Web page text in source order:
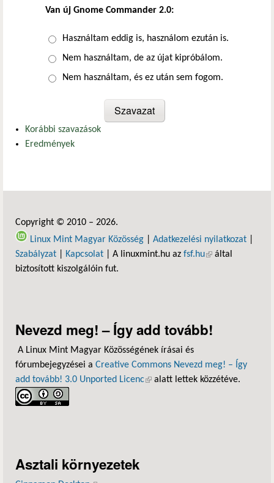
Van új Gnome Commander 2.0:
Választások
Használtam eddig is, használom ezután is.
Nem használtam, de az újat kipróbálom.
Nem használtam, és ez után sem fogom.
Korábbi szavazások
Eredmények
Copyright © 2010 – 2026.
Linux Mint Magyar Közösség
Adatkezelési nyilatkozat
Szabályzat
Kapcsolat | A linuxmint.hu az fsf.hu(külső hivatkozás)
által
biztosított kiszolgálóin fut.
Nevezd meg! – Így add tovább!
A Linux Mint Magyar Közösségének írásai és
fórumbejegyzései a Creative Commons Nevezd meg! – Így
add tovább! 3.0 Unported Licenc(külső hivatkozás)
alatt lettek közzétéve.
Asztali környezetek